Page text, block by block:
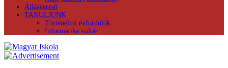
Álláskereső
TANULJUNK
Történelmi évfordulók
Informatika szótár